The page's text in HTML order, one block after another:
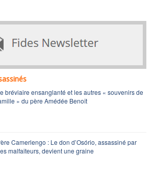
bréviaire ensanglanté et les autres « souvenirs de
» du père Amédée Benoît
Camerlengo : Le don d’Osório, assassiné par
malfaiteurs, devient une graine